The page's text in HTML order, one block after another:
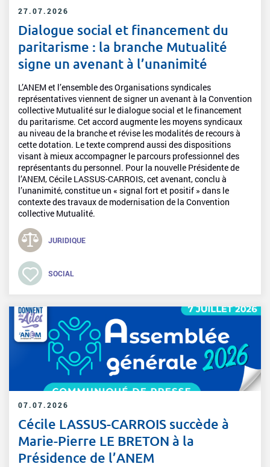
27.07.2026
Dialogue social et financement du
paritarisme : la branche Mutualité
signe un avenant à l’unanimité
L’ANEM et l’ensemble des Organisations syndicales
représentatives viennent de signer un avenant à la Convention
collective Mutualité sur le dialogue social et le financement
du paritarisme. Cet accord augmente les moyens syndicaux
au niveau de la branche et révise les modalités de recours à
cette dotation. Le texte comprend aussi des dispositions
visant à mieux accompagner le parcours professionnel des
représentants du personnel. Pour la nouvelle Présidente de
l’ANEM, Cécile LASSUS-CARROIS, cet avenant, conclu à
l’unanimité, constitue un « signal fort et positif » dans le
contexte des travaux de modernisation de la Convention
collective Mutualité.
JURIDIQUE
SOCIAL
07.07.2026
Cécile LASSUS-CARROIS succède à
Marie-Pierre LE BRETON à la
Présidence de l’ANEM